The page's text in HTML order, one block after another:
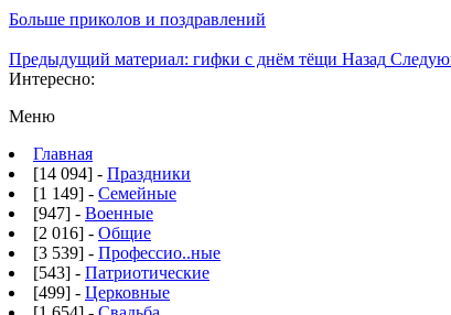
Больше приколов и поздравлений
Предыдущий материал: гифки с днём тёщи Назад
Интересно:
Меню
Главная
[14 094] - Праздники
[1 149] - Семейные
[947] - Военные
[2 016] - Общие
[3 539] - Профессио..ные
[543] - Патриотические
[499] - Церковные